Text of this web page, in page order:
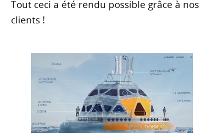
Tout ceci a été rendu possible grâce à nos
clients !